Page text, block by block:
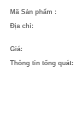
Mã Sản phẩm :
Địa chỉ:
Giá:
Thông tin tổng quát: